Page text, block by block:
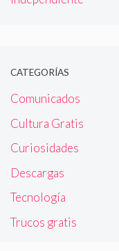
CATEGORÍAS
Comunicados
Cultura Gratis
Curiosidades
Descargas
Tecnología
Trucos gratis